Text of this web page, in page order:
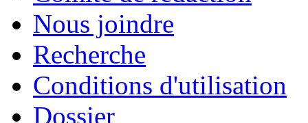
Nous joindre
Recherche
Conditions d'utilisation
Dossier